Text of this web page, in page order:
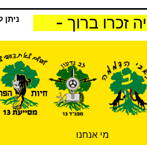
זכרו ברוך -
ניתן
מי אנחנו